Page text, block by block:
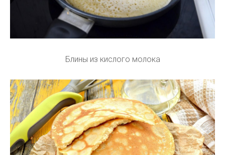
Блины из кислого молока